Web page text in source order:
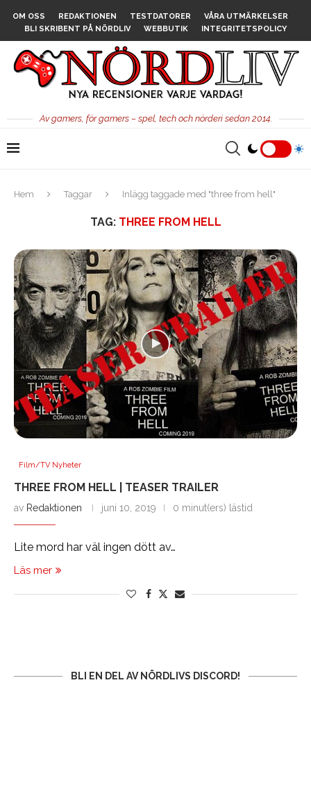
OM OSS REDAKTIONEN TESTDATORER
VÅRA UTMÄRKELSER
BLI SKRIBENT PÅ NÖRDLIV
WEBBUTIK INTEGRITETSPOLICY
Av gamers, för gamers – spel, tech och nörderi sedan 2014.
Hem Taggar Inlägg taggade med "three from hell"
TAG: THREE FROM HELL
Film/TV Nyheter
THREE FROM HELL | TEASER TRAILER
av Redaktionen juni 10, 2019 0 minut(ers) lästid
Lite mord har väl ingen dött av…
Läs mer
BLI EN DEL AV NÖRDLIVS DISCORD!